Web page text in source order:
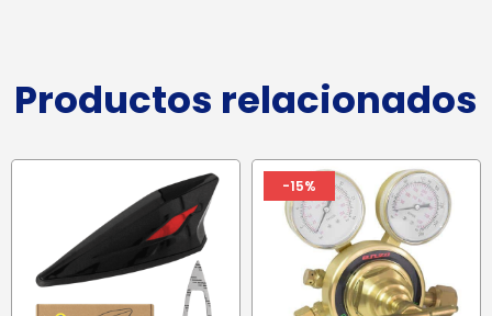
Productos relacionados
-15%